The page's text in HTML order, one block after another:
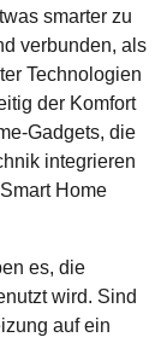
smarter zu
verbunden, als
Technologien
der Komfort
Gadgets, die
integrieren
Home
es, die
wird. Sind
auf ein